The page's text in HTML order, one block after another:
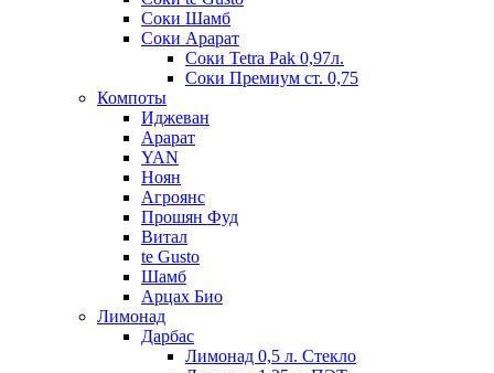
Соки Шамб
Соки Арарат
Соки Tetra Pak 0,97л.
Соки Премиум ст. 0,75
Компоты
Иджеван
Арарат
YAN
Ноян
Агроянс
Прошян Фуд
Витал
te Gusto
Шамб
Арцах Био
Лимонад
Дарбас
Лимонад 0,5 л. Стекло